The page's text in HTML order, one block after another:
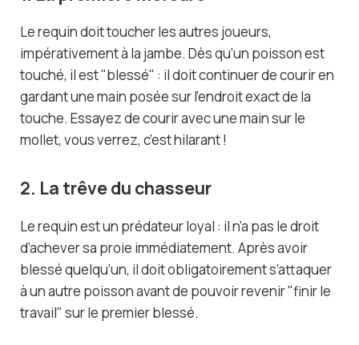
Le requin doit toucher les autres joueurs,
impérativement à la jambe. Dès qu’un poisson est
touché, il est "blessé" : il doit continuer de courir en
gardant une main posée sur l’endroit exact de la
touche. Essayez de courir avec une main sur le
mollet, vous verrez, c’est hilarant !
2. La trêve du chasseur
Le requin est un prédateur loyal : il n’a pas le droit
d’achever sa proie immédiatement. Après avoir
blessé quelqu’un, il doit obligatoirement s’attaquer
à un autre poisson avant de pouvoir revenir "finir le
travail" sur le premier blessé.